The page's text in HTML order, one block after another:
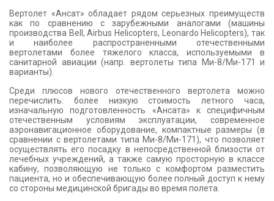
Вертолет «Ансат» обладает рядом серьезных преимуществ
как по сравнению с зарубежными аналогами (машины
производства Bell, Airbus Helicopters, Leonardo Helicopters), так
и наиболее распространенными отечественными
вертолетами более тяжелого класса, используемыми в
санитарной авиации (напр. вертолеты типа Ми-8/Ми-171 и
варианты).
Среди плюсов нового отечественного вертолета можно
перечислить: более низкую стоимость летного часа,
изначальную подготовленность «Ансата» к специфичным
отечественным условиям эксплуатации, современное
аэронавигационное оборудование, компактные размеры (в
сравнении с вертолетами типа Ми-8/Ми-171), что позволяет
осуществлять его посадку в непосредственной близости от
лечебных учреждений, а также самую просторную в классе
кабину, позволяющую не только с комфортом разместить
пациента, но и обеспечивающую более полный доступ к нему
со стороны медицинской бригады во время полета.